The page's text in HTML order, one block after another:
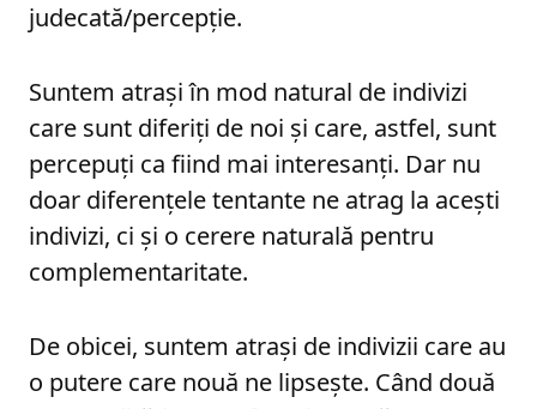
judecată/percepție.
Suntem atrași în mod natural de indivizi
care sunt diferiți de noi și care, astfel, sunt
percepuți ca fiind mai interesanți. Dar nu
doar diferențele tentante ne atrag la acești
indivizi, ci și o cerere naturală pentru
complementaritate.
De obicei, suntem atrași de indivizii care au
o putere care nouă ne lipsește. Când două